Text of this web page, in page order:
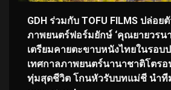
GDH ร่วมกับ TOFU FILMS ปล่อย
ภาพยนตร์ฟอร์มยักษ์ ‘คุณยายวรนา
เตรียมคายตะขาบหนังไทยในรอ
เทศกาลภาพยนตร์นานาชาติโตรอ
ทุ่มสุดชีวิต โกนหัวรับบทแม่ชี นำที